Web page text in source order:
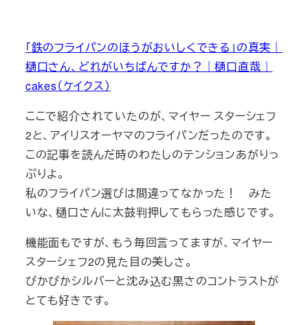
「鉄のフライパンのほうがおいしくできる」の真実｜
樋口さん、どれがいちばんですか？｜樋口直哉｜
cakes（ケイクス）
ここで紹介されていたのが、マイヤー スターシェフ
2と、アイリスオーヤマのフライパンだったのです。
この記事を読んだ時のわたしのテンションあがりっ
ぷりよ。
私のフライパン選びは間違ってなかった！ みた
いな、樋口さんに太鼓判押してもらった感じです。
機能面もですが、もう毎回言ってますが、マイヤー
スターシェフ2の見た目の美しさ。
ぴかぴかシルバーと沈み込む黒さのコントラストが
とても好きです。